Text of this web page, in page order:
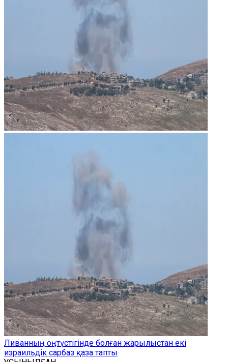
Ливанның оңтүстігінде болған жарылыстан екі
израильдік сарбаз қаза тапты